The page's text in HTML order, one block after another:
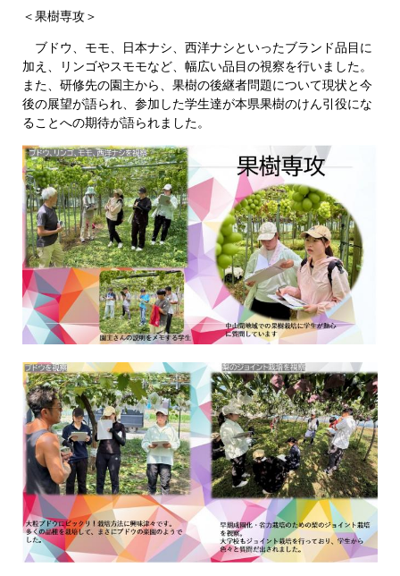
＜果樹専攻＞
ブドウ、モモ、日本ナシ、西洋ナシといったブランド品目に
加え、リンゴやスモモなど、幅広い品目の視察を行いました。
また、研修先の園主から、果樹の後継者問題について現状と今
後の展望が語られ、参加した学生達が本県果樹のけん引役にな
ることへの期待が語られました。